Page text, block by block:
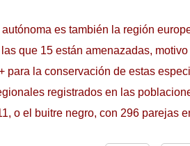
es también la región
que 15 están amenazadas,
para la conservación de estas
registrados en las
o el buitre negro, con 296 parejas